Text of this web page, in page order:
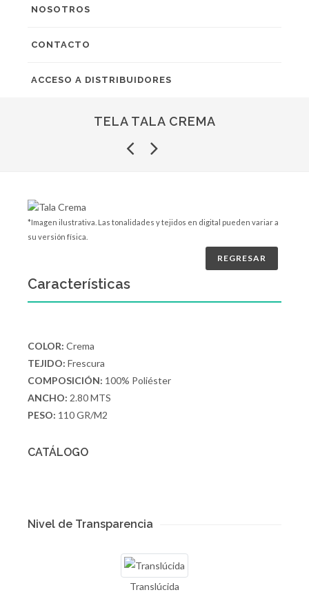
NOSOTROS
CONTACTO
ACCESO A DISTRIBUIDORES
TELA TALA CREMA
*Imagen ilustrativa. Las tonalidades y tejidos en digital pueden variar a
su versión física.
REGRESAR
Características
COLOR: Crema
TEJIDO: Frescura
COMPOSICIÓN: 100% Poliéster
ANCHO: 2.80 MTS
PESO: 110 GR/M2
CATÁLOGO
Nivel de Transparencia
Translúcida